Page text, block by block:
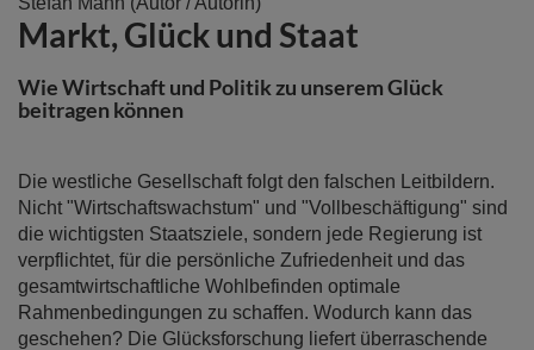
Markt, Glück und Staat
Wie Wirtschaft und Politik zu unserem Glück
beitragen können
Die westliche Gesellschaft folgt den falschen Leitbildern.
Nicht "Wirtschaftswachstum" und "Vollbeschäftigung" sind
die wichtigsten Staatsziele, sondern jede Regierung ist
verpflichtet, für die persönliche Zufriedenheit und das
gesamtwirtschaftliche Wohlbefinden optimale
Rahmenbedingungen zu schaffen. Wodurch kann das
geschehen? Die Glücksforschung liefert überraschende
Anfang
der
Bildergalerie
springen